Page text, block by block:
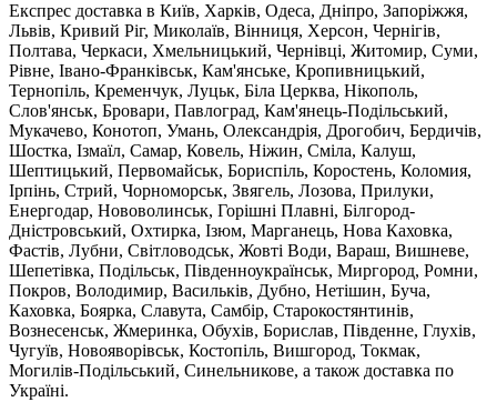
Експрес доставка в Київ, Харків, Одеса, Дніпро, Запоріжжя,
Львів, Кривий Ріг, Миколаїв, Вінниця, Херсон, Чернігів,
Полтава, Черкаси, Хмельницький, Чернівці, Житомир, Суми,
Рівне, Івано-Франківськ, Кам'янське, Кропивницький,
Тернопіль, Кременчук, Луцьк, Біла Церква, Нікополь,
Слов'янськ, Бровари, Павлоград, Кам'янець-Подільський,
Мукачево, Конотоп, Умань, Олександрія, Дрогобич, Бердичів,
Шостка, Ізмаїл, Самар, Ковель, Ніжин, Сміла, Калуш,
Шептицький, Первомайськ, Бориспіль, Коростень, Коломия,
Ірпінь, Стрий, Чорноморськ, Звягель, Лозова, Прилуки,
Енергодар, Нововолинськ, Горішні Плавні, Білгород-
Дністровський, Охтирка, Ізюм, Марганець, Нова Каховка,
Фастів, Лубни, Світловодськ, Жовті Води, Вараш, Вишневе,
Шепетівка, Подільськ, Південноукраїнськ, Миргород, Ромни,
Покров, Володимир, Васильків, Дубно, Нетішин, Буча,
Каховка, Боярка, Славута, Самбір, Старокостянтинів,
Вознесенськ, Жмеринка, Обухів, Борислав, Південне, Глухів,
Чугуїв, Новояворівськ, Костопіль, Вишгород, Токмак,
Могилів-Подільський, Синельникове, а також доставка по
Україні.